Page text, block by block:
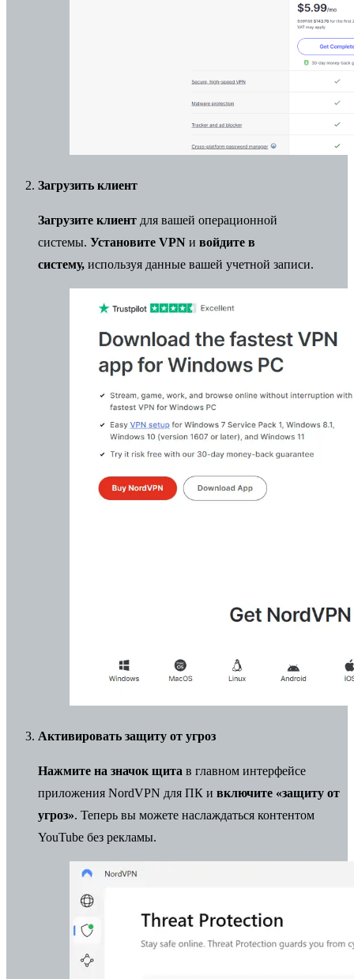
Загрузить клиент
Загрузите клиент для вашей операционной
системы. Установите VPN и войдите в
систему, используя данные вашей учетной записи.
Активировать защиту от угроз
Нажмите на значок щита в главном интерфейсе
приложения NordVPN для ПК и включите «защиту от
угроз». Теперь вы можете наслаждаться контентом
YouTube без рекламы.